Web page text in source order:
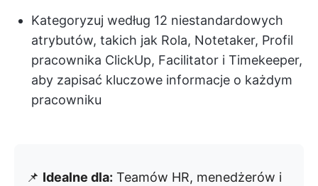
Kategoryzuj według 12 niestandardowych
atrybutów, takich jak Rola, Notetaker, Profil
pracownika ClickUp, Facilitator i Timekeeper,
aby zapisać kluczowe informacje o każdym
pracowniku
📌 Idealne dla: Teamów HR, menedżerów i